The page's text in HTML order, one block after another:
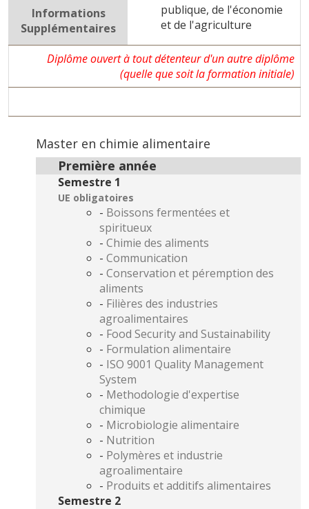
Informations
Supplémentaires
publique, de l'économie
et de l'agriculture
Diplôme ouvert à tout détenteur d'un autre diplôme
(quelle que soit la formation initiale)
Master en chimie alimentaire
Première année
Semestre 1
UE obligatoires
- Boissons fermentées et
spiritueux
- Chimie des aliments
- Communication
- Conservation et péremption des
aliments
- Filières des industries
agroalimentaires
- Food Security and Sustainability
- Formulation alimentaire
- ISO 9001 Quality Management
System
- Methodologie d'expertise
chimique
- Microbiologie alimentaire
- Nutrition
- Polymères et industrie
agroalimentaire
- Produits et additifs alimentaires
Semestre 2